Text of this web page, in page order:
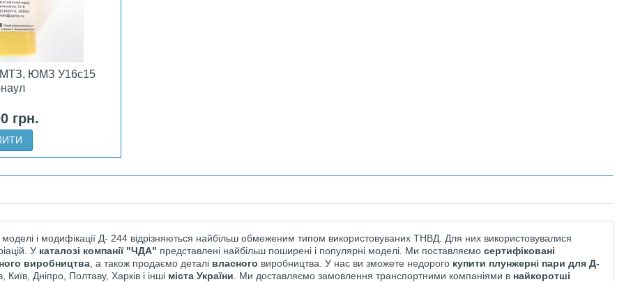
МТЗ, ЮМЗ У16с15
грн.
моделі і модифікації Д- 244 відрізняються найбільш обмеженим типом використовуваних ТНВД. Для них використовувалися
У каталозі компанії "ЧДА" представлені найбільш поширені і популярні моделі. Ми поставляємо сертифіковані
виробництва, а також продаємо деталі власного виробництва. У нас ви зможете недорого купити плунжерні пари для Д-
Київ, Дніпро, Полтаву, Харків і інші міста України . Ми доставляємо замовлення транспортними компаніями в найкоротші